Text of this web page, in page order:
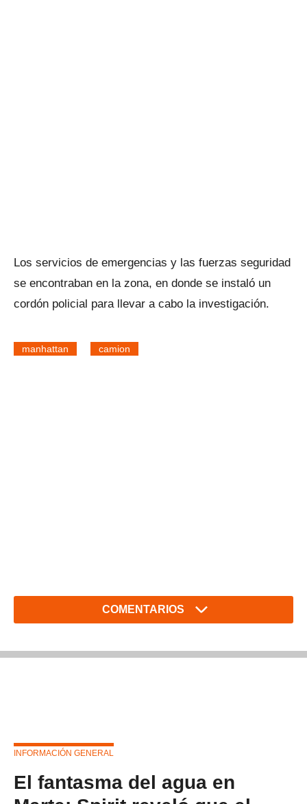
Los servicios de emergencias y las fuerzas seguridad
se encontraban en la zona, en donde se instaló un
cordón policial para llevar a cabo la investigación.
manhattan camion
COMENTARIOS